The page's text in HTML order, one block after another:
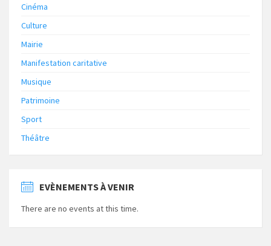
Cinéma
Culture
Mairie
Manifestation caritative
Musique
Patrimoine
Sport
Théâtre
EVÈNEMENTS À VENIR
There are no events at this time.